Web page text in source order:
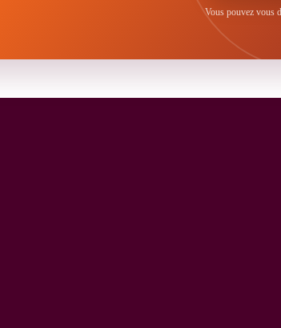
Vous pouvez vous